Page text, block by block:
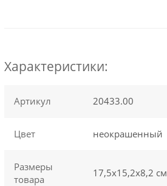
Характеристики:
Артикул 20433.00
Цвет неокрашенный
Размеры
товара
17,5х15,2х8,2 см